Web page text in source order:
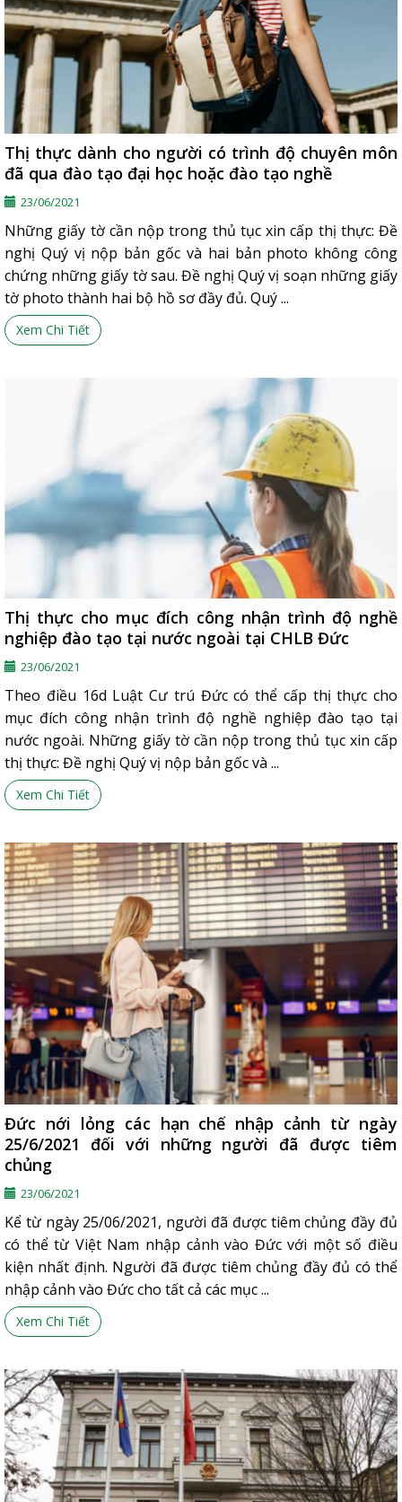
Thị thực dành cho người có trình độ chuyên môn
đã qua đào tạo đại học hoặc đào tạo nghề
23/06/2021
Những giấy tờ cần nộp trong thủ tục xin cấp thị thực: Đề
nghị Quý vị nộp bản gốc và hai bản photo không công
chứng những giấy tờ sau. Đề nghị Quý vị soạn những giấy
tờ photo thành hai bộ hồ sơ đầy đủ. Quý ...
Xem Chi Tiết
Thị thực cho mục đích công nhận trình độ nghề
nghiệp đào tạo tại nước ngoài tại CHLB Đức
23/06/2021
Theo điều 16d Luật Cư trú Đức có thể cấp thị thực cho
mục đích công nhận trình độ nghề nghiệp đào tạo tại
nước ngoài. Những giấy tờ cần nộp trong thủ tục xin cấp
thị thực: Đề nghị Quý vị nộp bản gốc và ...
Xem Chi Tiết
Đức nới lỏng các hạn chế nhập cảnh từ ngày
25/6/2021 đối với những người đã được tiêm
chủng
23/06/2021
Kể từ ngày 25/06/2021, người đã được tiêm chủng đầy đủ
có thể từ Việt Nam nhập cảnh vào Đức với một số điều
kiện nhất định. Người đã được tiêm chủng đầy đủ có thể
nhập cảnh vào Đức cho tất cả các mục ...
Xem Chi Tiết